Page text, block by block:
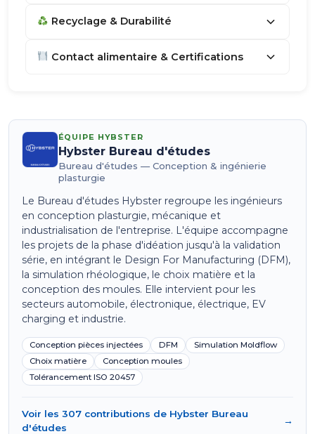
Recyclage & Durabilité
Contact alimentaire & Certifications
ÉQUIPE HYBSTER
Hybster Bureau d'études
Bureau d'études — Conception & ingénierie
plasturgie
Le Bureau d'études Hybster regroupe les ingénieurs
en conception plasturgie, mécanique et
industrialisation de l'entreprise. L'équipe accompagne
les projets de la phase d'idéation jusqu'à la validation
série, en intégrant le Design For Manufacturing (DFM),
la simulation rhéologique, le choix matière et la
conception des moules. Elle intervient pour les
secteurs automobile, électronique, électrique, EV
charging et industrie.
Conception pièces injectées DFM
Simulation Moldflow
Choix matière
Conception moules
Tolérancement ISO 20457
Voir les 307 contributions de Hybster Bureau
d'études
→